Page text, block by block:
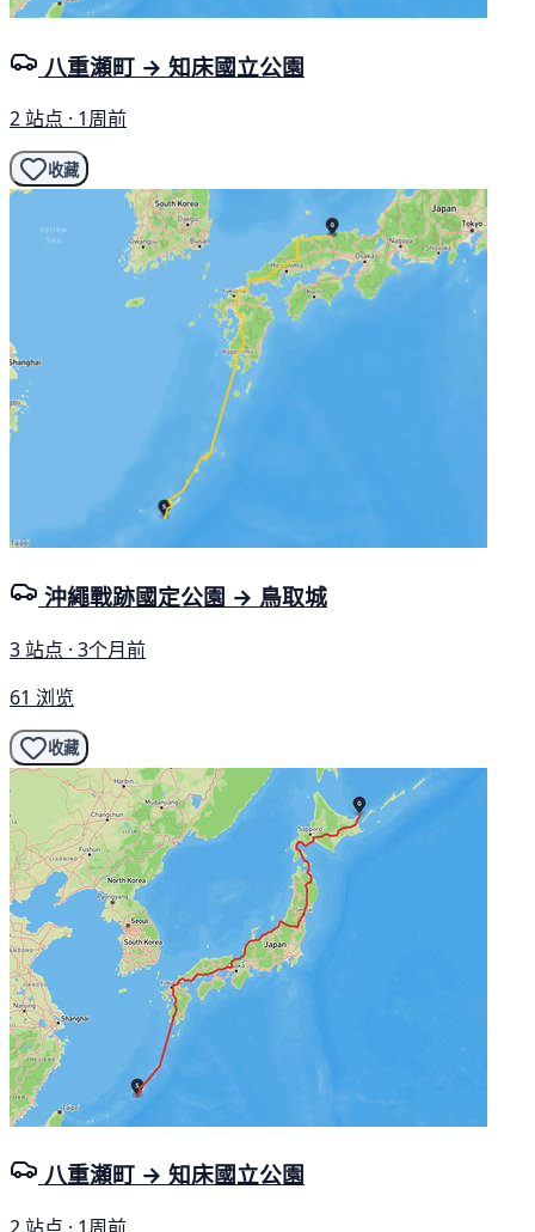
八重瀬町 → 知床國立公園
2 站点 · 1周前
收藏
沖繩戰跡國定公園 → 鳥取城
3 站点 · 3个月前
61 浏览
收藏
八重瀬町 → 知床國立公園